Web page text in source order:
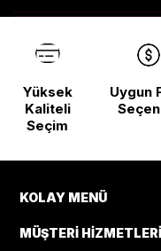
Yüksek
Kaliteli
Seçim
Uygun
KOLAY MENÜ
MÜŞTERI HIZMETLERI